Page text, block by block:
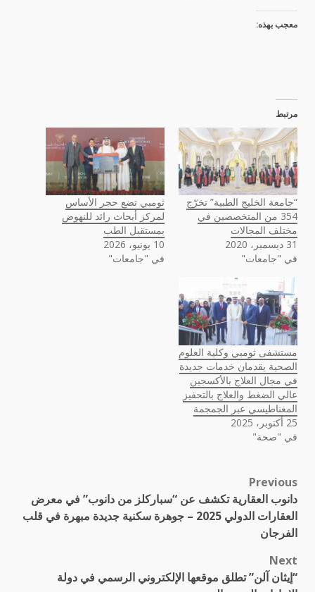
معجب بهذه:
مرتبط
“جامعة الخليج الطبية” تخرّج
354 من المتخصصين في
مختلف المجالات
31 ديسمبر، 2020
في "جامعات"
ثومبي تضع حجر الأساس
لمركز أبحاث رائد للنهوض
بمستقبل الطب
10 يونيو، 2026
في "جامعات"
مستشفى ثومبي وكلية العلوم
الصحية يقدمان خدمات جديدة
في مجال العلاج بالأكسجين
عالي الضغط والعلاج بالتحفيز
المغناطيسي عبر الجمجمة
25 أكتوبر، 2025
في "صحة"
Post
navigation
Previous
دانوب العقارية تكشف عن “سباركلز من دانوب” في معرض
العقارات الدولي 2025 – جوهرة سكنية جديدة مبهرة في قلب
الفرجان
Next
“إيثان آلن” تطلق موقعها الإلكتروني الرسمي في دولة